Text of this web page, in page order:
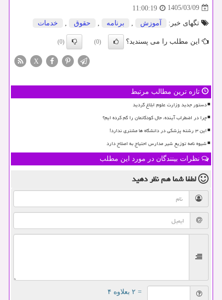
1405/03/09
11:00:19
تگهای خبر:
آموزش , برنامه , حقوق , خدمات
این مطلب را می پسندید؟ (0)
(0)
X
تازه ترین مطالب مرتبط
دستور جدید وزارت علوم ابلاغ گردید
چرا در اضطراب آینده، حال کودکانمان را گم کرده ایم؟
این ۳ رشته پزشکی در دانشگاه ها مشتری ندارد!
شیوه نامه توزیع شیر مدارس احتیاج به اصلاح دارد
نظرات بینندگان در مورد این مطلب
لطفا شما همنظر دهید
= ۲ بعلاوه ۴